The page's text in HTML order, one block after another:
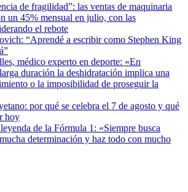
de fragilidad”: las ventas de maquinaria
un 45% mensual en julio, con las
el rebote
“Aprendé a escribir como Stephen King
médico experto en deporte: «En
duración la deshidratación implica una
o la imposibilidad de proseguir la
por qué se celebra el 7 de agosto y qué
hoy
de la Fórmula 1: «Siempre busca
determinación y haz todo con mucho